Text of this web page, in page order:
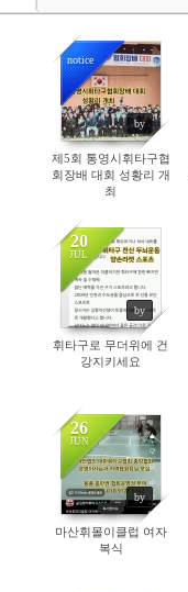
notice
by
4969
제5회 통영시휘타구협
회장배 대회 성황리 개
최
20
JUL
by
108
휘타구로 무더위에 건
강지키세요
26
JUN
by
90
마산휘몰이클럽 여자
복식